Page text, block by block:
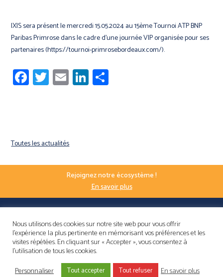
IXIS sera présent le mercredi 15.05.2024 au 15ème Tournoi ATP BNP
Paribas Primrose dans le cadre d’une journée VIP organisée pour ses
partenaires (https://tournoi-primrosebordeaux.com/).
Facebook
Twitter
EmailLinkedIn
Toutes les actualités
Rejoignez notre écosystème !
En savoir plus
NOUS CONTACTER
Nous utilisons des cookies sur notre site web pour vous offrir
l'expérience la plus pertinente en mémorisant vos préférences et les
visites répétées. En cliquant sur « Accepter », vous consentez à
l'utilisation de tous les cookies.
Personnaliser
Tout accepter Tout refuser En savoir plus